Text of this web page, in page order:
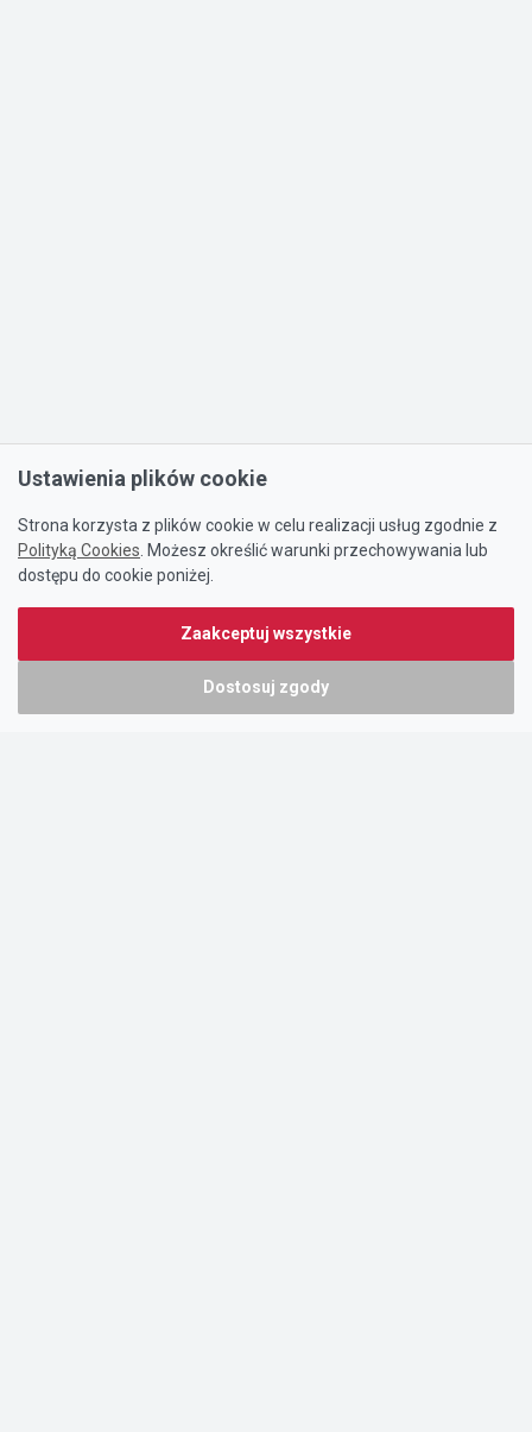
Ustawienia plików cookie
Strona korzysta z plików cookie w celu realizacji usług zgodnie z
Polityką Cookies . Możesz określić warunki przechowywania lub
dostępu do cookie poniżej.
Zaakceptuj wszystkie
Dostosuj zgody